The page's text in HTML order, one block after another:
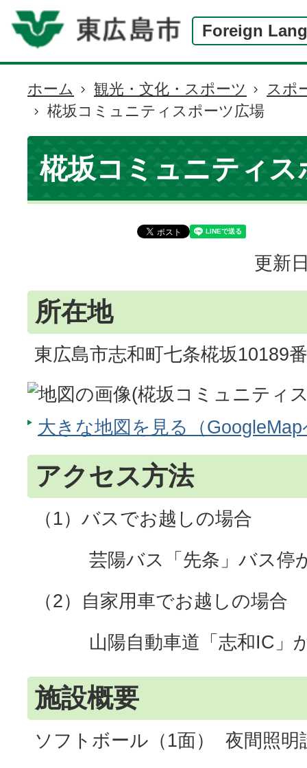
Foreign
現
在
の
位
置
ホーム 観光・文化・スポーツ
スポ
椛坂コミュニティスポーツ広場
椛坂コミュニティス
更新
所在地
東広島市志和町七条椛坂10189
大きな地図を見る（
アクセス方法
（1）バスでお越しの場合
芸陽バス「先条」バス停か
（2）自家用車でお越しの場合
山陽自動車道「志和IC」か
施設概要
ソフトボール（1面） 夜間照明